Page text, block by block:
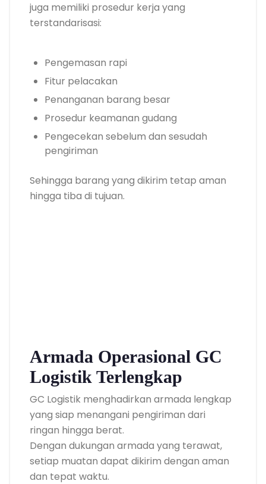
juga memiliki prosedur kerja yang
terstandarisasi:
Pengemasan rapi
Fitur pelacakan
Penanganan barang besar
Prosedur keamanan gudang
Pengecekan sebelum dan sesudah
pengiriman
Sehingga barang yang dikirim tetap aman
hingga tiba di tujuan.
Armada Operasional GC
Logistik Terlengkap
GC Logistik menghadirkan armada lengkap
yang siap menangani pengiriman dari
ringan hingga berat.
Dengan dukungan armada yang terawat,
setiap muatan dapat dikirim dengan aman
dan tepat waktu.